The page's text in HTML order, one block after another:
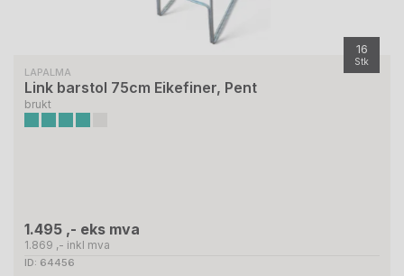
16
Stk
LAPALMA
Link barstol 75cm Eikefiner, Pent
brukt
1.495 ,- eks mva
1.869 ,- inkl mva
ID: 64456